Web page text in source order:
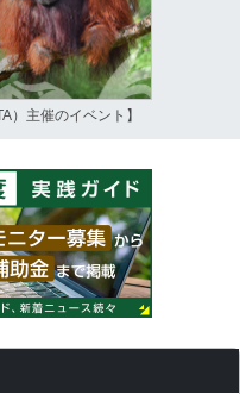
）主催のイベント】